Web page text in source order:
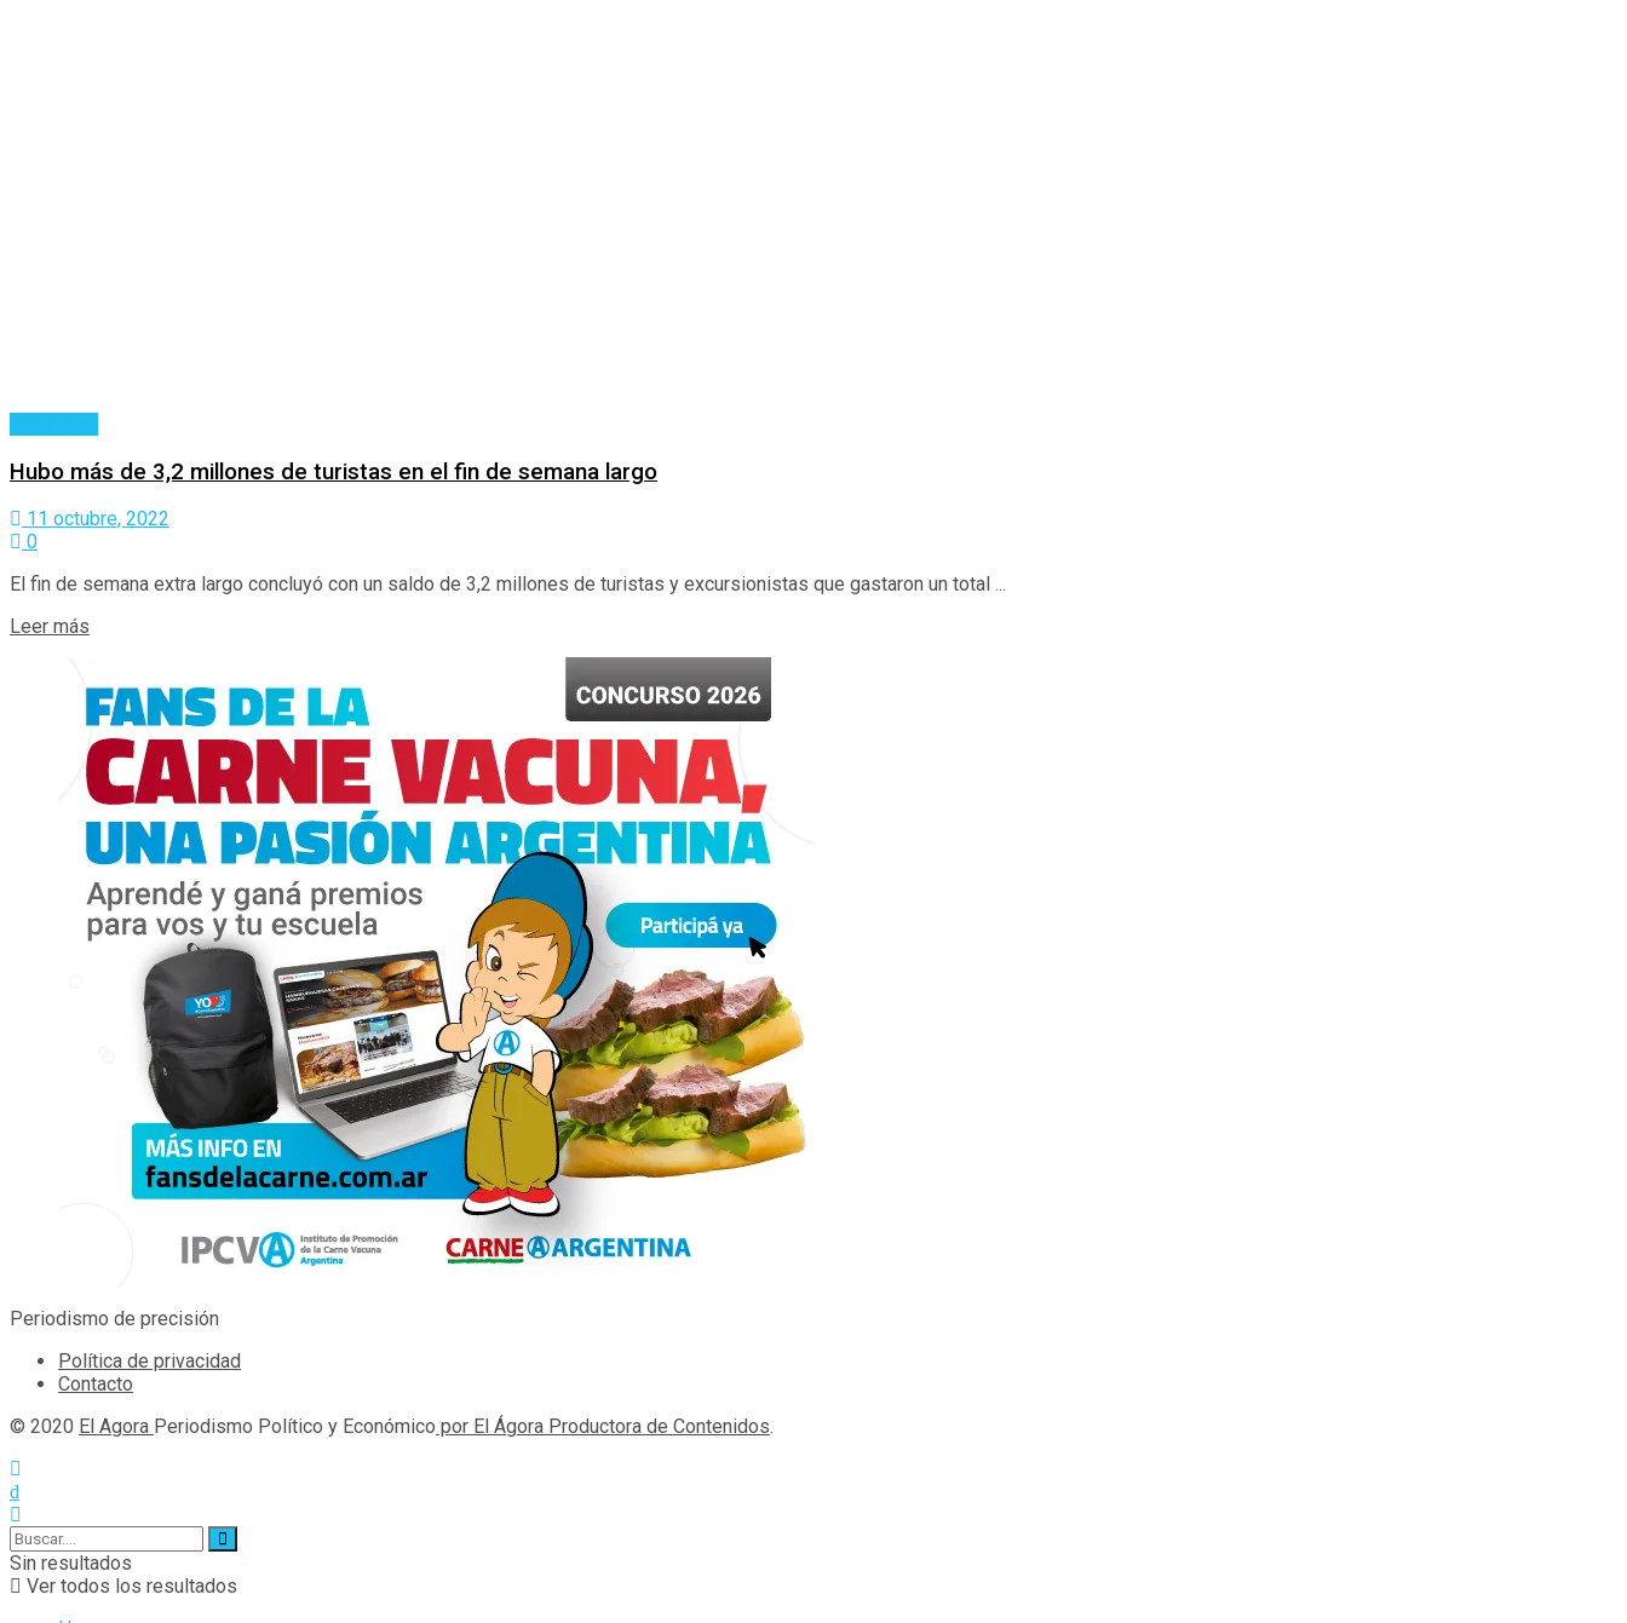
Hubo más de 3,2 millones de turistas en el fin de semana largo
11 octubre, 2022
0
El fin de semana extra largo concluyó con un saldo de 3,2 millones de turistas y excursionistas que gastaron un total ...
Leer más
Periodismo de precisión
Política de privacidad
Contacto
© 2020 El Agora Periodismo Político y Económico por El Ágora Productora de Contenidos.
Sin resultados
Ver todos los resultados